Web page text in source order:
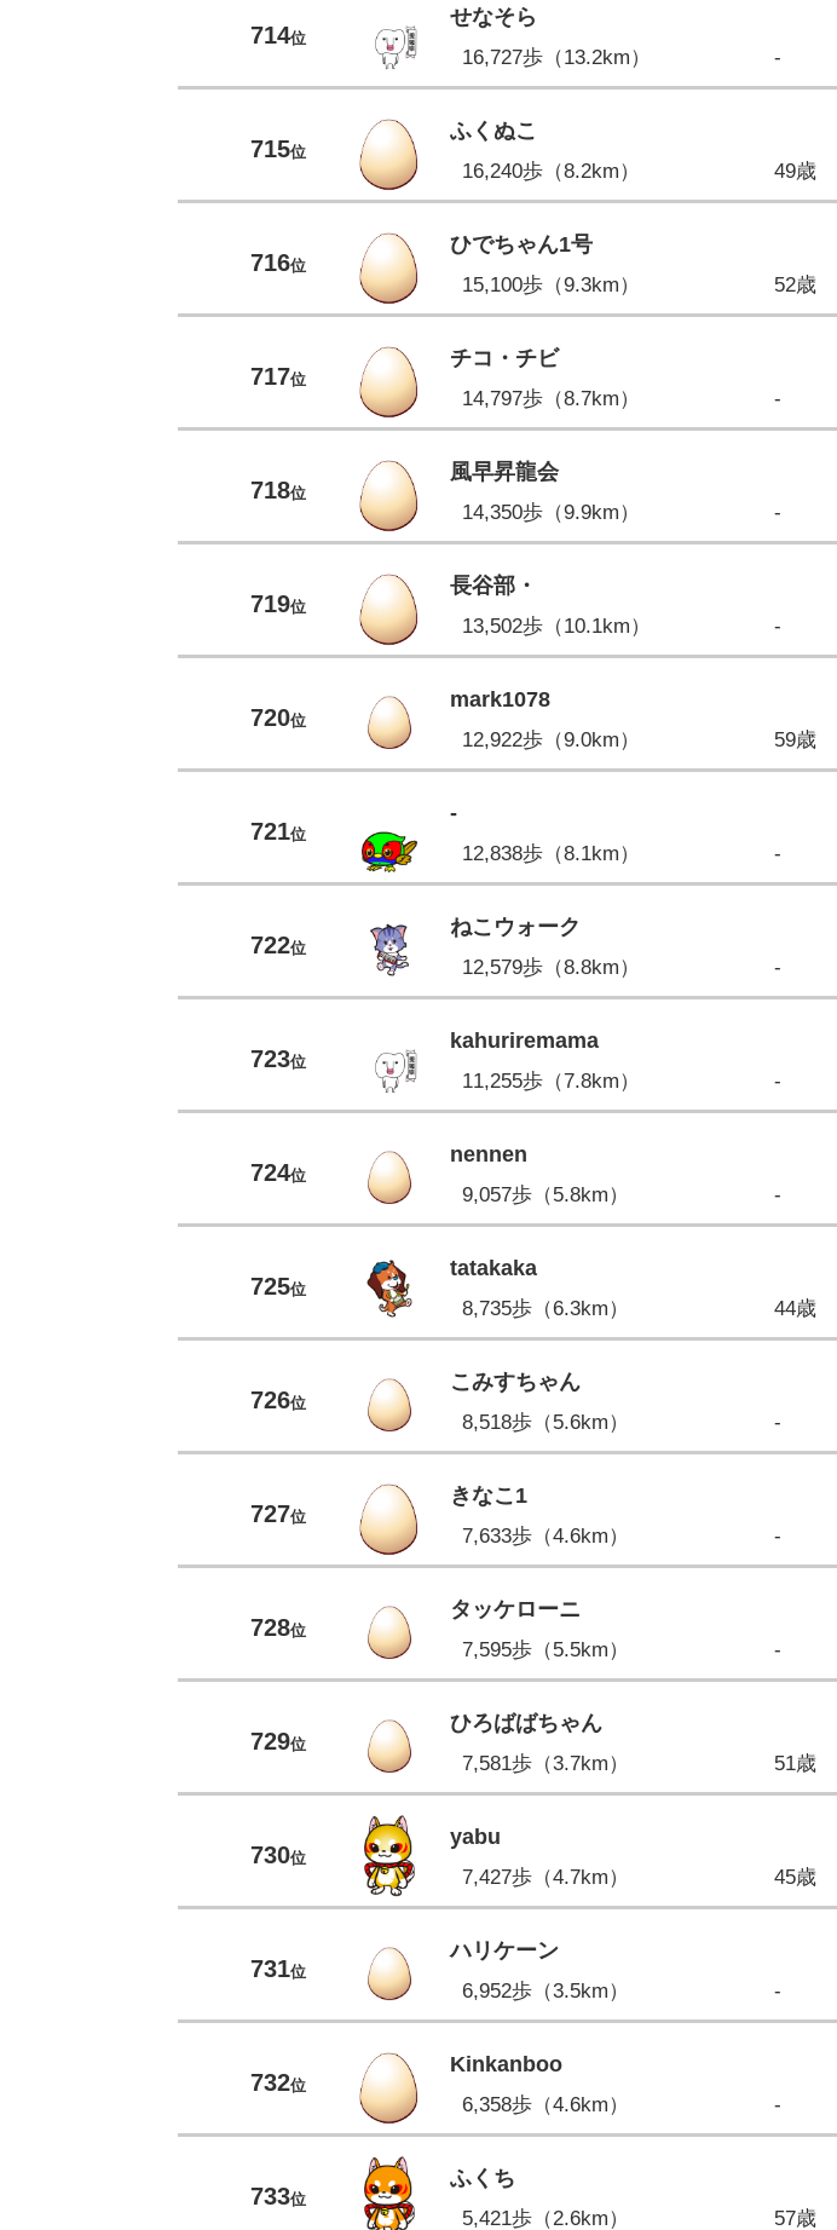
714位
せなそら
16,727歩（13.2km） -
715位
ふくぬこ
16,240歩（8.2km） 49歳
716位
ひでちゃん1号
15,100歩（9.3km） 52歳
717位
チコ・チビ
14,797歩（8.7km） -
718位
風早昇龍会
14,350歩（9.9km） -
719位
長谷部・
13,502歩（10.1km） -
720位
mark1078
12,922歩（9.0km） 59歳
721位
-
12,838歩（8.1km） -
722位
ねこウォーク
12,579歩（8.8km） -
723位
kahuriremama
11,255歩（7.8km） -
724位
nennen
9,057歩（5.8km） -
725位
tatakaka
8,735歩（6.3km） 44歳
726位
こみすちゃん
8,518歩（5.6km） -
727位
きなこ1
7,633歩（4.6km） -
728位
タッケローニ
7,595歩（5.5km） -
729位
ひろばばちゃん
7,581歩（3.7km） 51歳
730位
yabu
7,427歩（4.7km） 45歳
731位
ハリケーン
6,952歩（3.5km） -
732位
Kinkanboo
6,358歩（4.6km） -
733位
ふくち
5,421歩（2.6km） 57歳